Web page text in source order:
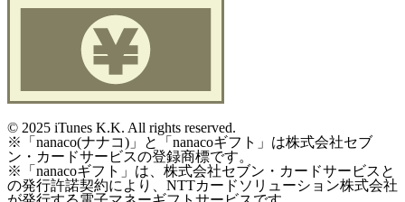
© 2025 iTunes K.K. All rights reserved.
※「nanaco(ナナコ)」と「nanacoギフト」は株式会社セブ
ン・カードサービスの登録商標です。
※「nanacoギフト」は、株式会社セブン・カードサービスと
の発行許諾契約により、NTTカードソリューション株式会社